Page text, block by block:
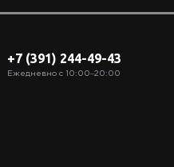
+7 (391) 244-49-43
Ежедневно с 10:00‒20:00